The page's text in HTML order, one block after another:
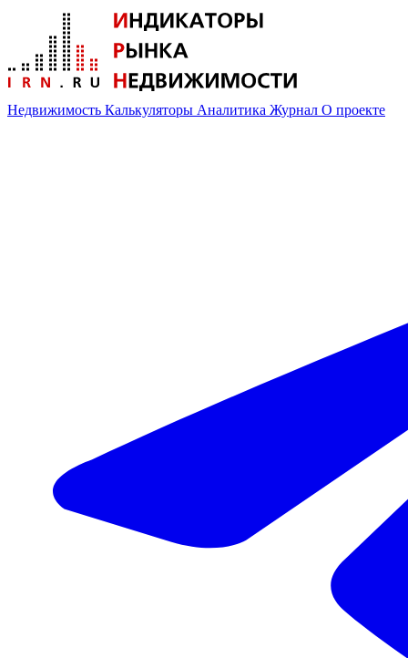
Недвижимость Калькуляторы Аналитика Журнал О проекте